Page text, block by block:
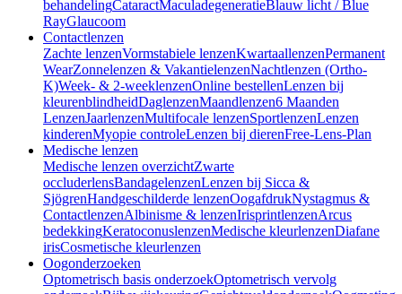
behandelingCataractMaculadegeneratieBlauw licht / Blue
RayGlaucoom
Contactlenzen
Zachte lenzenVormstabiele lenzenKwartaallenzenPermanent
WearZonnelenzen & VakantielenzenNachtlenzen (Ortho-
K)Week- & 2-weeklenzenOnline bestellenLenzen bij
kleurenblindheidDaglenzenMaandlenzen6 Maanden
LenzenJaarlenzenMultifocale lenzenSportlenzenLenzen
kinderenMyopie controleLenzen bij dierenFree-Lens-Plan
Medische lenzen
Medische lenzen overzichtZwarte
occluderlensBandagelenzenLenzen bij Sicca &
SjögrenHandgeschilderde lenzenOogafdrukNystagmus &
ContactlenzenAlbinisme & lenzenIrisprintlenzenArcus
bedekkingKeratoconuslenzenMedische kleurlenzenDiafane
irisCosmetische kleurlenzen
Oogonderzoeken
Optometrisch basis onderzoekOptometrisch vervolg